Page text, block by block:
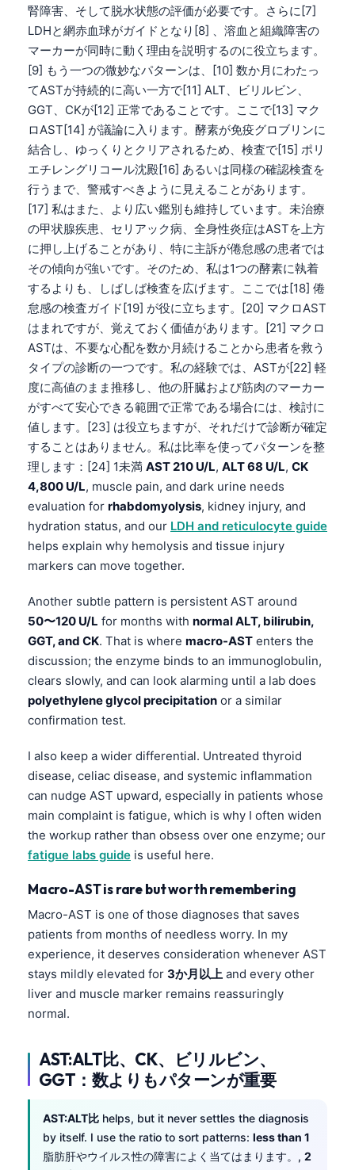
腎障害、そして脱水状態の評価が必要です。さらに[7]
LDHと網赤血球がガイドとなり[8] 、溶血と組織障害の
マーカーが同時に動く理由を説明するのに役立ちます。
[9] もう一つの微妙なパターンは、[10] 数か月にわたっ
てASTが持続的に高い一方で[11] ALT、ビリルビン、
GGT、CKが[12] 正常であることです。ここで[13] マク
ロAST[14] が議論に入ります。酵素が免疫グロブリンに
結合し、ゆっくりとクリアされるため、検査で[15] ポリ
エチレングリコール沈殿[16] あるいは同様の確認検査を
行うまで、警戒すべきように見えることがあります。
[17] 私はまた、より広い鑑別も維持しています。未治療
の甲状腺疾患、セリアック病、全身性炎症はASTを上方
に押し上げることがあり、特に主訴が倦怠感の患者では
その傾向が強いです。そのため、私は1つの酵素に執着
するよりも、しばしば検査を広げます。ここでは[18] 倦
怠感の検査ガイド[19] が役に立ちます。[20] マクロAST
はまれですが、覚えておく価値があります。[21] マクロ
ASTは、不要な心配を数か月続けることから患者を救う
タイプの診断の一つです。私の経験では、ASTが[22] 軽
度に高値のまま推移し、他の肝臓および筋肉のマーカー
がすべて安心できる範囲で正常である場合には、検討に
値します。[23] は役立ちますが、それだけで診断が確定
することはありません。私は比率を使ってパターンを整
理します：[24] 1未満 AST 210 U/L, ALT 68 U/L, CK
4,800 U/L, muscle pain, and dark urine needs
evaluation for rhabdomyolysis, kidney injury, and
hydration status, and our LDH and reticulocyte guide
helps explain why hemolysis and tissue injury
markers can move together.
Another subtle pattern is persistent AST around
50〜120 U/L for months with normal ALT, bilirubin,
GGT, and CK. That is where macro-AST enters the
discussion; the enzyme binds to an immunoglobulin,
clears slowly, and can look alarming until a lab does
polyethylene glycol precipitation or a similar
confirmation test.
I also keep a wider differential. Untreated thyroid
disease, celiac disease, and systemic inflammation
can nudge AST upward, especially in patients whose
main complaint is fatigue, which is why I often widen
the workup rather than obsess over one enzyme; our
fatigue labs guide is useful here.
Macro-AST is rare but worth remembering
Macro-AST is one of those diagnoses that saves
patients from months of needless worry. In my
experience, it deserves consideration whenever AST
stays mildly elevated for 3か月以上 and every other
liver and muscle marker remains reassuringly
normal.
AST:ALT比、CK、ビリルビン、
GGT：数よりもパターンが重要
AST:ALT比 helps, but it never settles the diagnosis
by itself. I use the ratio to sort patterns: less than 1
脂肪肝やウイルス性の障害によく当てはまります。, 2